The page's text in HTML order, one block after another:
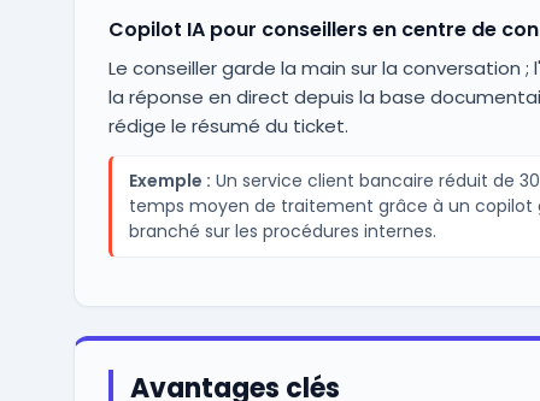
Copilot IA pour conseillers en centre de
Le conseiller garde la main sur la conversation ;
la réponse en direct depuis la base
rédige le résumé du ticket.
Exemple : Un service client bancaire réduit de 30
temps moyen de traitement grâce à un copilot
branché sur les procédures internes.
Avantages clés